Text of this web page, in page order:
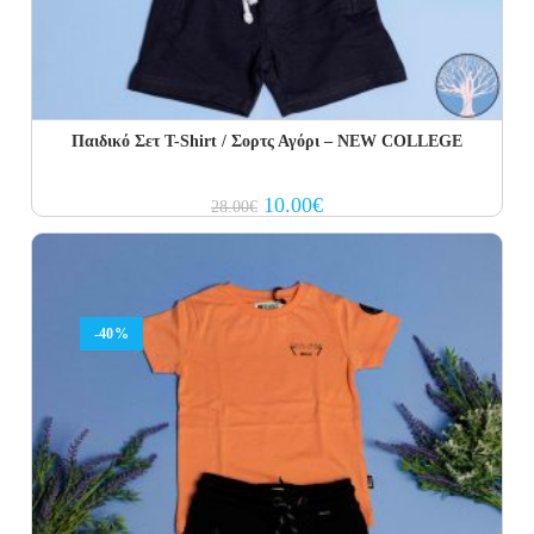
Παιδικό Σετ Τ-Shirt / Σορτς Αγόρι – NEW COLLEGE
28.00€ Original
price
was:
10.00€Current
price
is:
-40%